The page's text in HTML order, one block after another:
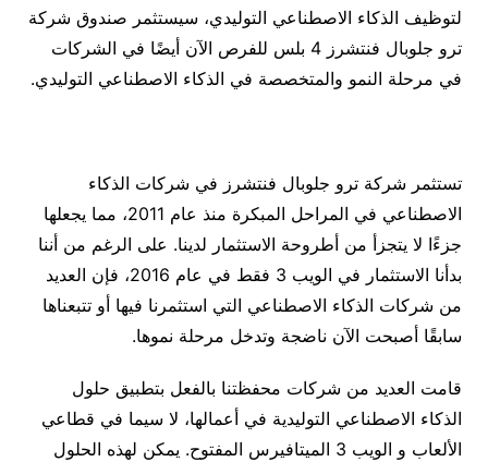
لتوظيف الذكاء الاصطناعي التوليدي، سيستثمر صندوق شركة
ترو جلوبال فنتشرز 4 بلس للفرص الآن أيضًا في الشركات
في مرحلة النمو والمتخصصة في الذكاء الاصطناعي التوليدي.
تستثمر شركة ترو جلوبال فنتشرز في شركات الذكاء
الاصطناعي في المراحل المبكرة منذ عام 2011، مما يجعلها
جزءًا لا يتجزأ من أطروحة الاستثمار لدينا. على الرغم من أننا
بدأنا الاستثمار في الويب 3 فقط في عام 2016، فإن العديد
من شركات الذكاء الاصطناعي التي استثمرنا فيها أو تتبعناها
سابقًا أصبحت الآن ناضجة وتدخل مرحلة نموها.
قامت العديد من شركات محفظتنا بالفعل بتطبيق حلول
الذكاء الاصطناعي التوليدية في أعمالها، لا سيما في قطاعي
الألعاب و الويب 3 الميتافيرس المفتوح. يمكن لهذه الحلول